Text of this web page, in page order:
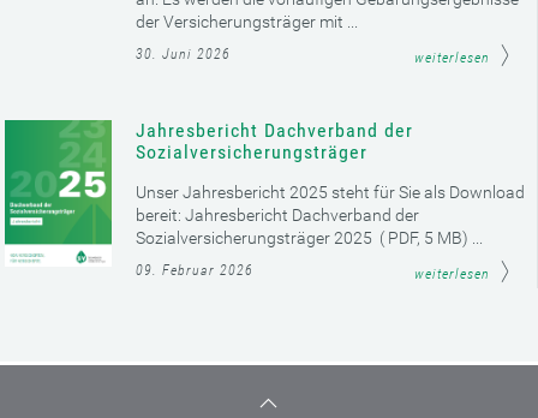
der Versicherungsträger mit ...
30. Juni 2026 weiterlesen
Jahresbericht Dachverband der
Sozialversicherungsträger
Unser Jahresbericht 2025 steht für Sie als Download
bereit: Jahresbericht Dachverband der
Sozialversicherungsträger 2025 ( PDF, 5 MB) ...
09. Februar 2026 weiterlesen